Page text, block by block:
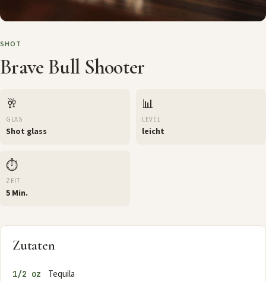
SHOT
Brave Bull Shooter
🥂
GLAS
Shot glass
📊
LEVEL
leicht
⏱️
ZEIT
5 Min.
Zutaten
1/2 oz Tequila